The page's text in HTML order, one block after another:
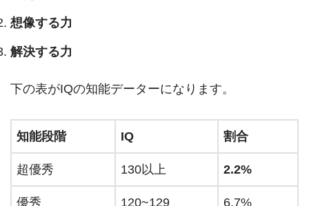
想像する力
解決する力
下の表がIQの知能データーになります。
知能段階 IQ 割合
超優秀 130以上 2.2%
優秀 120~129 6.7%